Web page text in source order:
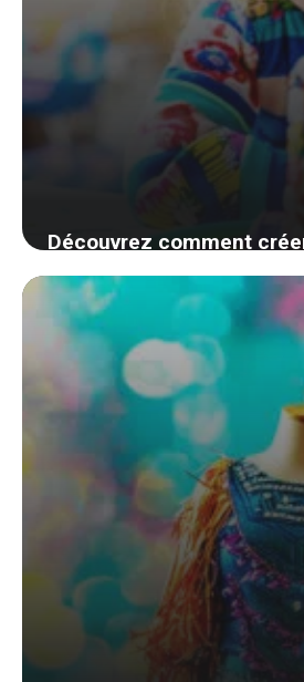
Découvrez comment
de smartphone ludique
vos enfants
8 août 2024